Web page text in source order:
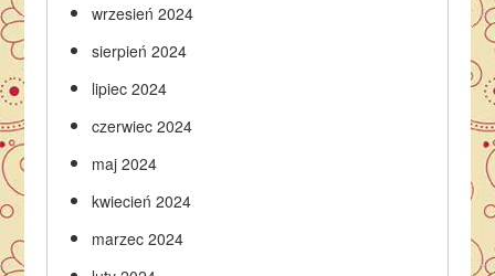
wrzesień 2024
sierpień 2024
lipiec 2024
czerwiec 2024
maj 2024
kwiecień 2024
marzec 2024